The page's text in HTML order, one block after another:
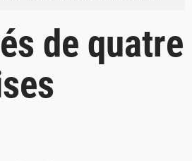
mobilisation totale pour la souveraineté nationale
plus de 1 000 infractions en douze heures
de quatre